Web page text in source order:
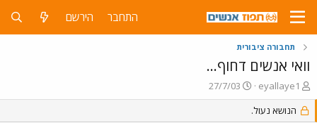
התחבר הירשם
תחבורה ציבורית
וואי אנשים דחוף...
פ
ו
ת
eyallaye1
פ
ו
27/7/03
הנושא נעול.